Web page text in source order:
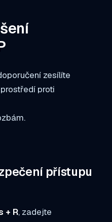
zesílíte
proti
přístupu
+ R, zadejte